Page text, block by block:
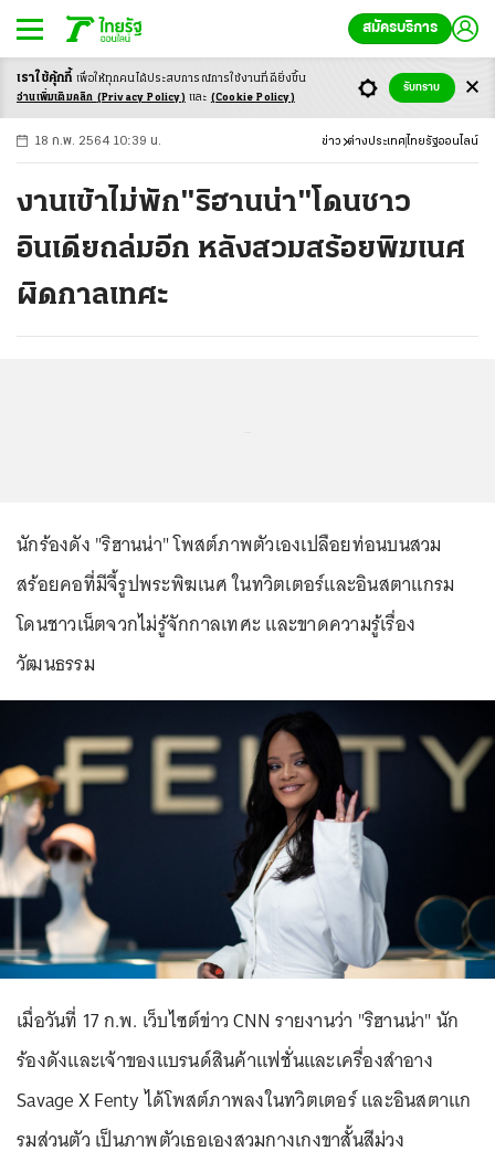
สมัครบริการ
-ก ก ก+
18 ก.พ. 2564 10:39 น. ข่าว ต่างประเทศ ไทยรัฐออนไลน์
งานเข้าไม่พัก"ริฮานน่า"โดนชาว
อินเดียถล่มอีก หลังสวมสร้อยพิฆเนศ
ผิดกาลเทศะ
นักร้องดัง "ริฮานน่า" โพสต์ภาพตัวเองเปลือยท่อนบนสวม
สร้อยคอที่มีจี้รูปพระพิฆเนศ ในทวิตเตอร์และอินสตาแกรม
โดนชาวเน็ตจวกไม่รู้จักกาลเทศะ และขาดความรู้เรื่อง
วัฒนธรรม
เมื่อวันที่ 17 ก.พ. เว็บไซต์ข่าว CNN รายงานว่า "ริฮานน่า" นัก
ร้องดังและเจ้าของแบรนด์สินค้าแฟชั่นและเครื่องสำอาง
Savage X Fenty ได้โพสต์ภาพลงในทวิตเตอร์ และอินสตาแก
รมส่วนตัว เป็นภาพตัวเธอเองสวมกางเกงขาสั้นสีม่วง
เราใช้คุ้กกี้ เพื่อให้ทุกคนได้ประสบการณ์การใช้งานที่ดียิ่งขึ้น
อ่านเพิ่มเติมคลิก (Privacy Policy) และ (Cookie Policy)
รับทราบ